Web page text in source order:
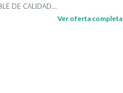
DE CALIDAD...
Ver oferta completa